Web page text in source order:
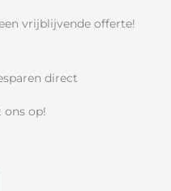
vrijblijvende offerte!
ons op!